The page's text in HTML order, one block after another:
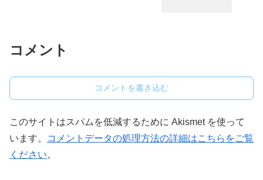
コメント
コメントを書き込む
このサイトはスパムを低減するために Akismet を使って
います。
コメントデータの処理方法の詳細はこちらをご覧
ください。